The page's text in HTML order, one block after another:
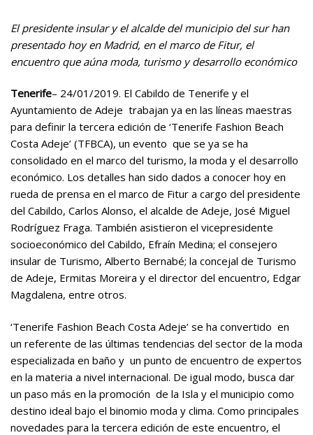
El presidente insular y el alcalde del municipio del sur han
presentado hoy en Madrid, en el marco de Fitur, el
encuentro que aúna moda, turismo y desarrollo económico
Tenerife– 24/01/2019. El Cabildo de Tenerife y el
Ayuntamiento de Adeje trabajan ya en las líneas maestras
para definir la tercera edición de ‘Tenerife Fashion Beach
Costa Adeje’ (TFBCA), un evento que se ya se ha
consolidado en el marco del turismo, la moda y el desarrollo
económico. Los detalles han sido dados a conocer hoy en
rueda de prensa en el marco de Fitur a cargo del presidente
del Cabildo, Carlos Alonso, el alcalde de Adeje, José Miguel
Rodríguez Fraga. También asistieron el vicepresidente
socioeconómico del Cabildo, Efraín Medina; el consejero
insular de Turismo, Alberto Bernabé; la concejal de Turismo
de Adeje, Ermitas Moreira y el director del encuentro, Edgar
Magdalena, entre otros.
‘Tenerife Fashion Beach Costa Adeje’ se ha convertido en
un referente de las últimas tendencias del sector de la moda
especializada en baño y un punto de encuentro de expertos
en la materia a nivel internacional. De igual modo, busca dar
un paso más en la promoción de la Isla y el municipio como
destino ideal bajo el binomio moda y clima. Como principales
novedades para la tercera edición de este encuentro, el